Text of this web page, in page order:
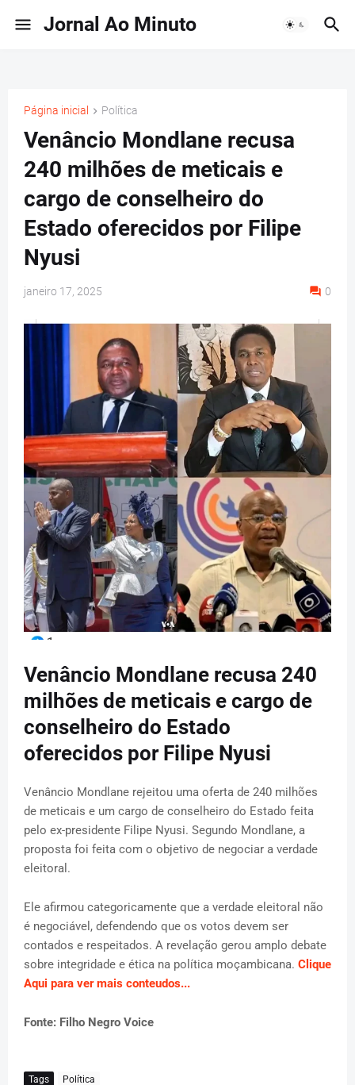
Jornal Ao Minuto
Página inicial Política
Venâncio Mondlane recusa
240 milhões de meticais e
cargo de conselheiro do
Estado oferecidos por Filipe
Nyusi
janeiro 17, 2025 0
Venâncio Mondlane recusa 240
milhões de meticais e cargo de
conselheiro do Estado
oferecidos por Filipe Nyusi
Venâncio Mondlane rejeitou uma oferta de 240 milhões
de meticais e um cargo de conselheiro do Estado feita
pelo ex-presidente Filipe Nyusi. Segundo Mondlane, a
proposta foi feita com o objetivo de negociar a verdade
eleitoral.
Ele afirmou categoricamente que a verdade eleitoral não
é negociável, defendendo que os votos devem ser
contados e respeitados. A revelação gerou amplo debate
sobre integridade e ética na política moçambicana. Clique
Aqui para ver mais conteudos...
Fonte: Filho Negro Voice
Tags Política